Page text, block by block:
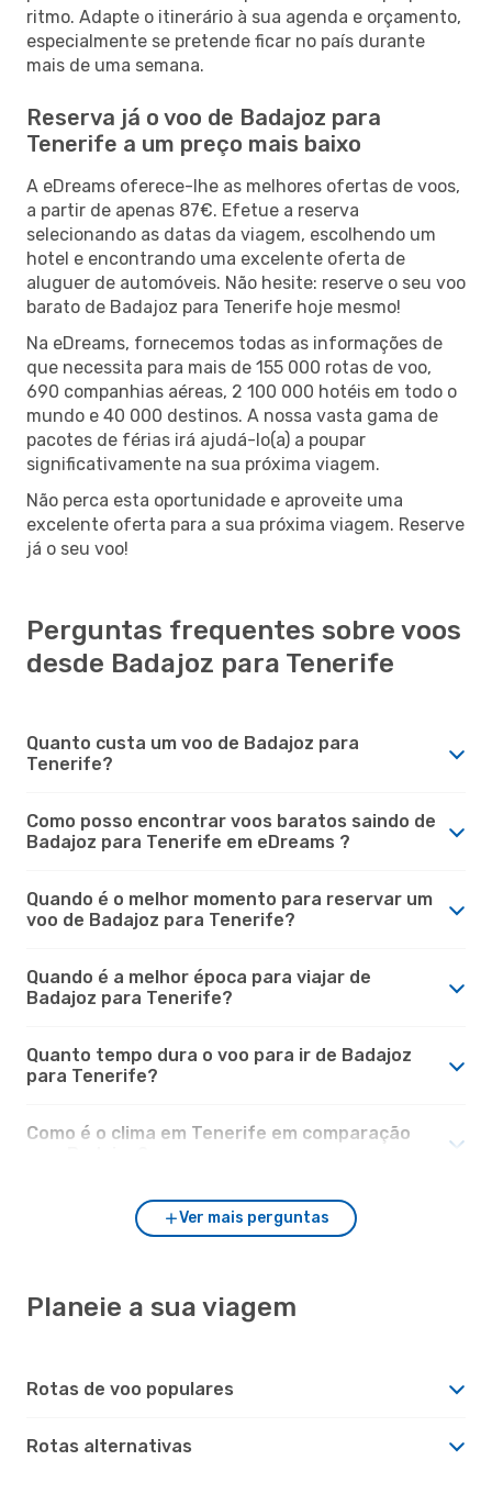
ritmo. Adapte o itinerário à sua agenda e orçamento,
especialmente se pretende ficar no país durante
mais de uma semana.
Reserva já o voo de Badajoz para
Tenerife a um preço mais baixo
A eDreams oferece-lhe as melhores ofertas de voos,
a partir de apenas 87€. Efetue a reserva
selecionando as datas da viagem, escolhendo um
hotel e encontrando uma excelente oferta de
aluguer de automóveis. Não hesite: reserve o seu voo
barato de Badajoz para Tenerife hoje mesmo!
Na eDreams, fornecemos todas as informações de
que necessita para mais de 155 000 rotas de voo,
690 companhias aéreas, 2 100 000 hotéis em todo o
mundo e 40 000 destinos. A nossa vasta gama de
pacotes de férias irá ajudá-lo(a) a poupar
significativamente na sua próxima viagem.
Não perca esta oportunidade e aproveite uma
excelente oferta para a sua próxima viagem. Reserve
já o seu voo!
Perguntas frequentes sobre voos
desde Badajoz para Tenerife
Quanto custa um voo de Badajoz para
Tenerife?
Como posso encontrar voos baratos saindo de
Badajoz para Tenerife em eDreams ?
Quando é o melhor momento para reservar um
voo de Badajoz para Tenerife?
Quando é a melhor época para viajar de
Badajoz para Tenerife?
Quanto tempo dura o voo para ir de Badajoz
para Tenerife?
Como é o clima em Tenerife em comparação
Ver mais perguntas
Planeie a sua viagem
Rotas de voo populares
Rotas alternativas